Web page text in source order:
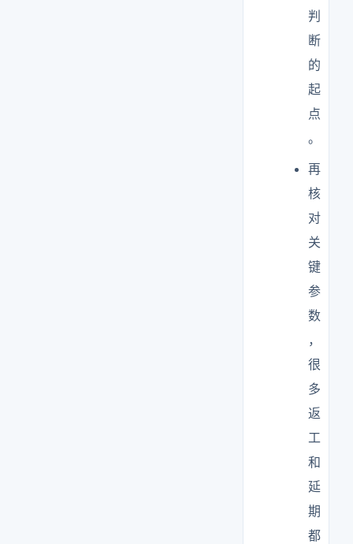
判
断
的
起
点
。
再
核
对
关
键
参
数
，
很
多
返
工
和
延
期
都